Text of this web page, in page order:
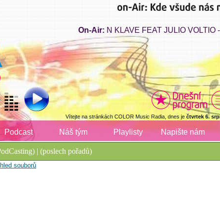
On-Air: N KLAVE FEAT JULIO VOLTIO
Vítejte na stránkách COLOR Music Radia, dnes je čtvrtek 6.
Podcast Náš tým Playlisty Napište nám
| (poslech pořadů)
souborů